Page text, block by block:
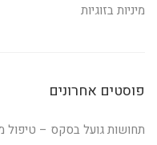
מיניות בזוגיות
פוסטים אחרונים
תחושות גועל בסקס – טיפול